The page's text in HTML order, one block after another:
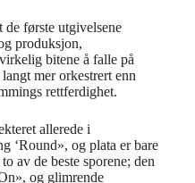
første utgivelsene
produksjon,
bitene å falle på
mer orkestrert enn
rettferdighet.
allerede i
‘Round», og plata er bare
av de beste sporene; den
og glimrende